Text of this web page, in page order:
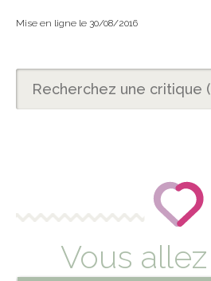
Mise en ligne le 30/08/2016
Vous